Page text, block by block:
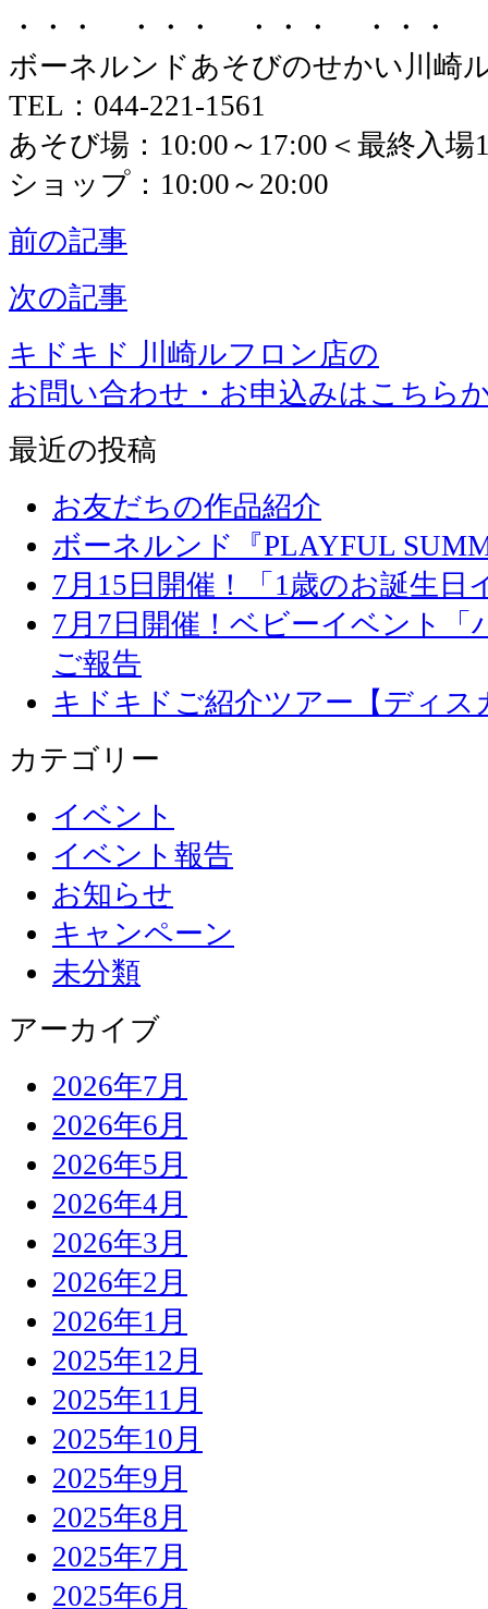
・・・ ・・・ ・・・ ・・・
ボーネルンドあそびのせかい川崎
TEL：044-221-1561
あそび場：10:00～17:00＜最終入場
ショップ：10:00～20:00
前の記事
次の記事
キドキド 川崎ルフロン店の
お問い合わせ・お申込みはこちら
最近の投稿
お友だちの作品紹介
ボーネルンド『PLAYFUL
7月15日開催！「1歳のお誕生日
7月7日開催！ベビーイベント
ご報告
キドキドご紹介ツアー【ディス
カテゴリー
イベント
イベント報告
お知らせ
キャンペーン
未分類
アーカイブ
2026年7月
2026年6月
2026年5月
2026年4月
2026年3月
2026年2月
2026年1月
2025年12月
2025年11月
2025年10月
2025年9月
2025年8月
2025年7月
2025年6月